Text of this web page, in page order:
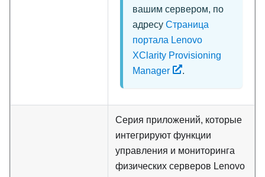
вашим сервером, по
адресу Страница
портала Lenovo
XClarity Provisioning
Manager
.
Серия приложений, которые
интегрируют функции
управления и мониторинга
физических серверов Lenovo